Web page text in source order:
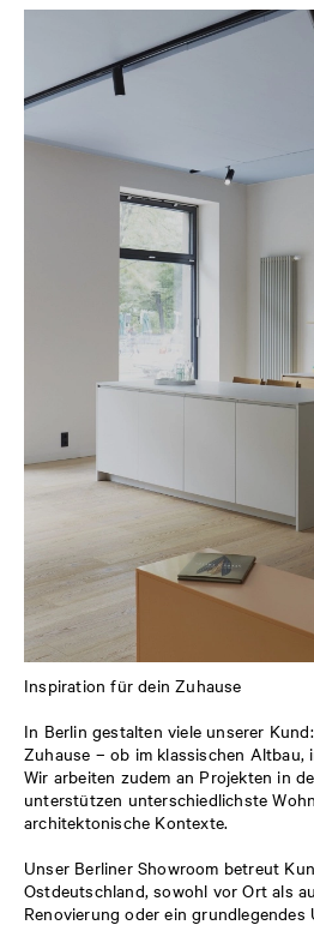
Inspiration für dein Zuhause
In Berlin gestalten viele unserer
Zuhause – ob im klassischen Altbau,
Wir arbeiten zudem an Projekten in
unterstützen unterschiedlichste
architektonische Kontexte.
Unser Berliner Showroom betreut
Ostdeutschland, sowohl vor Ort als
Renovierung oder ein grundlegendes